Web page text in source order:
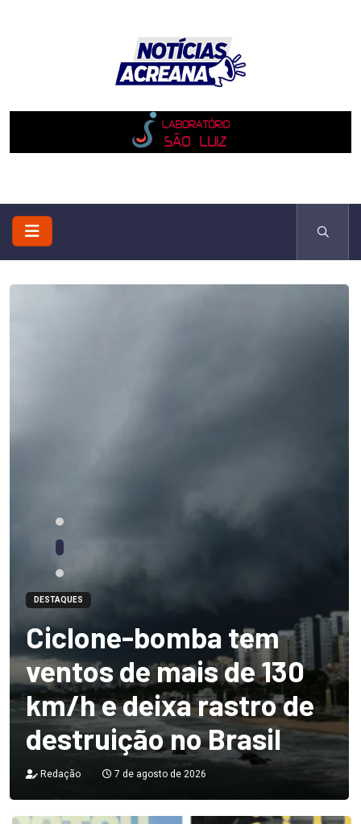
DESTAQUES
Ciclone-bomba tem
ventos de mais de 130
km/h e deixa rastro de
destruição no Brasil
Redação 7 de agosto de 2026